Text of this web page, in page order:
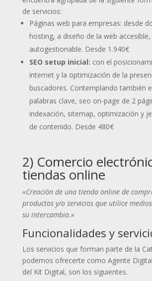
de servicios:
Páginas web para empresas: desde
hosting, a diseño de la web
autogestionable. Desde 1.940€
SEO setup inicial: con el
internet y la optimización de la
buscadores. Contemplando también
palabras clave, seo on-page de 2
indexación, sitemap, optimización y
de contenido. Desde 480€
2) Comercio
tiendas online
«Creación de una tienda online de
productos y/o servicios que utilice
su intercambio.»
Funcionalidades y
Los servicios que forman parte de la
podemos ofrecerte como Agente
del Kit Digital, son los siguientes.